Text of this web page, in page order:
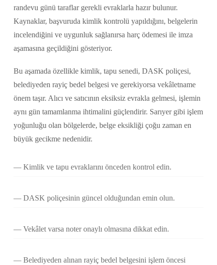
randevu günü taraflar gerekli evraklarla hazır bulunur.
Kaynaklar, başvuruda kimlik kontrolü yapıldığını, belgelerin
incelendiğini ve uygunluk sağlanırsa harç ödemesi ile imza
aşamasına geçildiğini gösteriyor.
Bu aşamada özellikle kimlik, tapu senedi, DASK poliçesi,
belediyeden rayiç bedel belgesi ve gerekiyorsa vekâletname
önem taşır. Alıcı ve satıcının eksiksiz evrakla gelmesi, işlemin
aynı gün tamamlanma ihtimalini güçlendirir. Sarıyer gibi işlem
yoğunluğu olan bölgelerde, belge eksikliği çoğu zaman en
büyük gecikme nedenidir.
Kimlik ve tapu evraklarını önceden kontrol edin.
DASK poliçesinin güncel olduğundan emin olun.
Vekâlet varsa noter onaylı olmasına dikkat edin.
Belediyeden alınan rayiç bedel belgesini işlem öncesi